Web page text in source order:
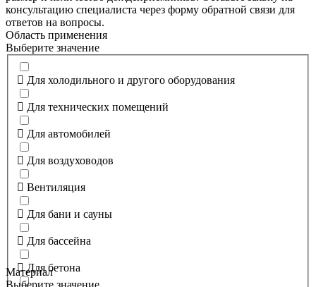
консультацию специалиста через форму обратной связи для
ответов на вопросы.
Область применения
Выберите значение
Для холодильного и другого оборудования
Для технических помещений
Для автомобилей
Для воздуховодов
Вентиляция
Для бани и сауны
Для бассейна
Для бетона
Материал